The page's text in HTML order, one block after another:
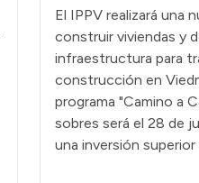
El IPPV realizará una
construir viviendas y
infraestructura para
construcción en
programa "Camino a
sobres será el 28 de
una inversión